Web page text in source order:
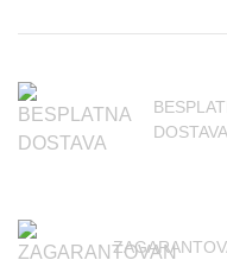
DOSTAVA